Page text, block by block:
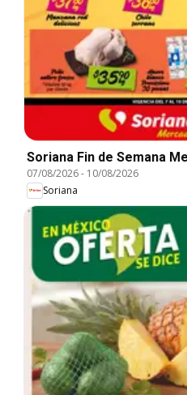
Soriana Fin de Semana
07/08/2026- 10/08/2026
Soriana